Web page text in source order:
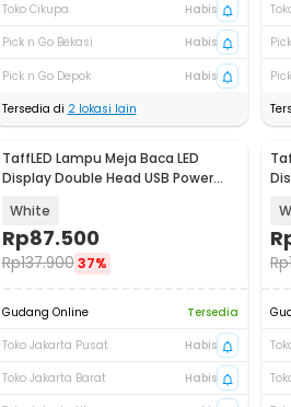
Toko Cikupa
Habis
Pick n Go Bekasi
Habis
Pick n Go Depok
Habis
Tersedia di 2lokasi lain
TaffLED Lampu Meja Baca LED
Display Double Head USB Power
White
Rp87.500
Rp137.900 37%
Gudang Online
Tersedia
Toko Jakarta Pusat
Habis
Toko Jakarta Barat
Habis
Rp